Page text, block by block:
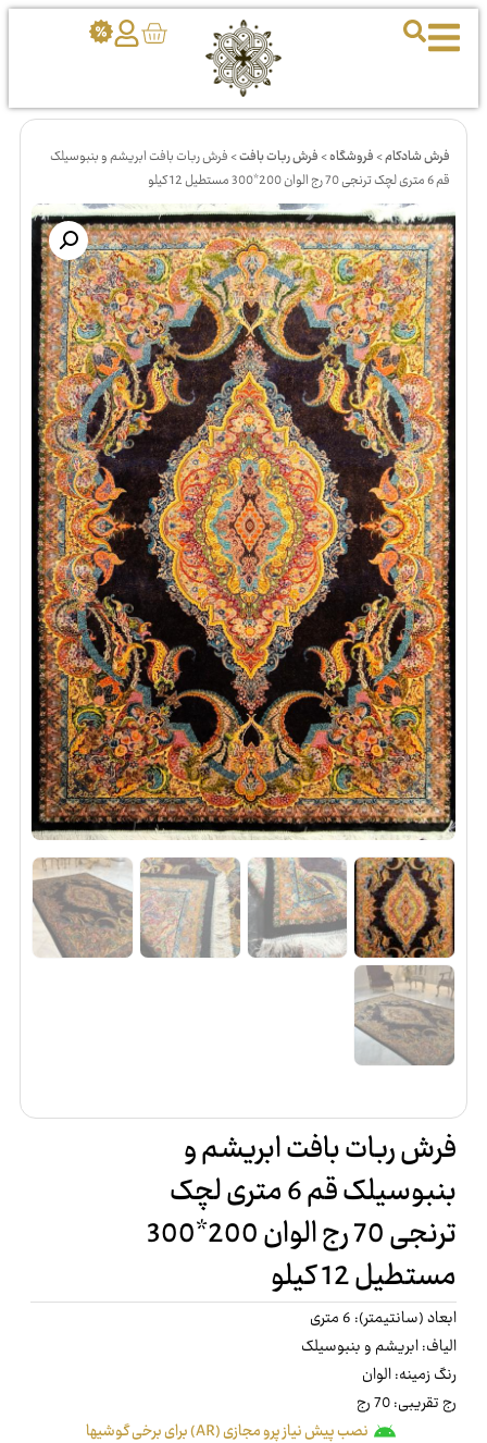
فرش شادکام>فروشگاه>فرش ربات بافت>فرش ربات بافت ابریشم و بنبوسیلک
قم 6 متری لچک ترنجی 70 رج الوان 200*300 مستطیل 12 کیلو
فرش ربات بافت ابریشم و
بنبوسیلک قم 6 متری لچک
ترنجی 70 رج الوان 200*300
مستطیل 12 کیلو
ابعاد (سانتیمتر): 6 متری
الیاف: ابریشم و بنبوسیلک
رنگ زمینه: الوان
رج تقریبی: 70 رج
نصب پیش نیاز پرو مجازی (AR) برای برخی گوشیها